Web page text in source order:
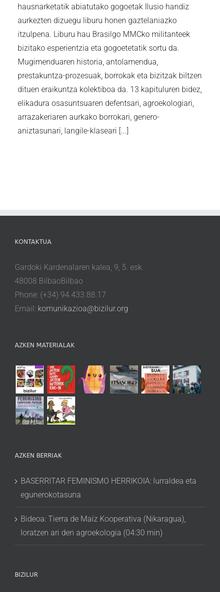
hausnarketatik abiatutako gogoetak Ilusio handiz
aurkezten dizuegu liburu honen gaztelaniazko
itzulpena. Liburu hau Brasilgo MMCko militanteek
bizitako esperientzia eta gogoetetatik sortu da.
Mugimenduaren historia, antolamendua,
prestakuntza-prozesuak, borrokak eta bizitzak biltzen
dituen eraikuntza kolektiboa da. 13 kapituluren bidez,
elikadura osasuntsuaren defentsari, agroekologiari,
arrazakeriaren aurkako borrokari, genero-
aniztasunari, langile-klaseari [...]
KONTAKTUA
Gardoki Kardenalaren kalea, 9, 5. esk.
48008 BilbaoBilbao
Phone: (+34) 94.433.88.17
Email: komunikazioa@bizilur.org
AZKEN MATERIALAK
AZKEN BERRIAK
BASERRITAR FEMINISMO HERRIKOIA: lurraldea eta
egunerokotasuna
Bideoa: Tierra de Maíz Kooperativa (Nikaragua),
loratzen ari den agroekologia (04:30 min)
BIZILUR